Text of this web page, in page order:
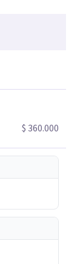
en Crianza
de la Dra.
e
cercano,
$ 360.000